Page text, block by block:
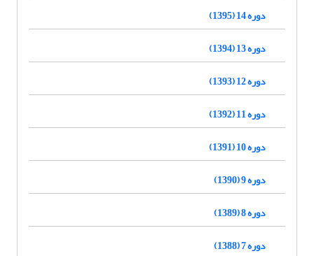
دوره 14 (1395)
دوره 13 (1394)
دوره 12 (1393)
دوره 11 (1392)
دوره 10 (1391)
دوره 9 (1390)
دوره 8 (1389)
دوره 7 (1388)